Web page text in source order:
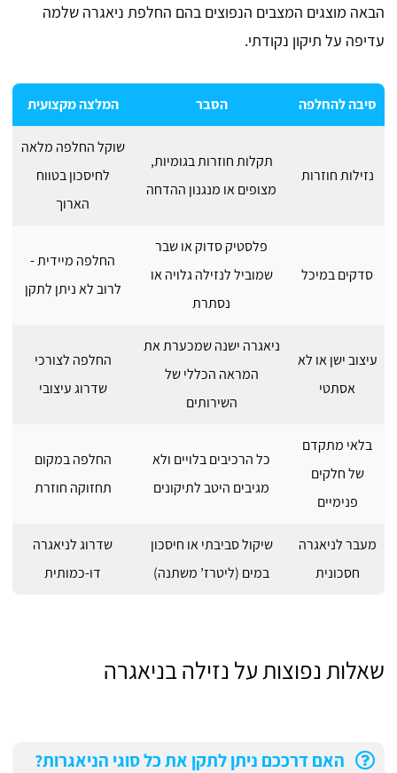
הבאה מוצגים המצבים הנפוצים בהם החלפת ניאגרה שלמה
עדיפה על תיקון נקודתי.
סיבה להחלפה הסבר המלצה מקצועית
נזילות חוזרות
תקלות חוזרות בגומיות,
מצופים או מנגנון ההדחה
שוקל החלפה מלאה
לחיסכון בטווח
הארוך
סדקים במיכל
פלסטיק סדוק או שבר
שמוביל לנזילה גלויה או
נסתרת
החלפה מיידית -
לרוב לא ניתן לתקן
עיצוב ישן או לא
אסתטי
ניאגרה ישנה שמכערת את
המראה הכללי של
השירותים
החלפה לצורכי
שדרוג עיצובי
בלאי מתקדם
של חלקים
פנימיים
כל הרכיבים בלויים ולא
מגיבים היטב לתיקונים
החלפה במקום
תחזוקה חוזרת
מעבר לניאגרה
חסכונית
שיקול סביבתי או חיסכון
במים (ליטרז’ משתנה)
שדרוג לניאגרה
דו-כמותית
שאלות נפוצות על נזילה בניאגרה
האם דרככם ניתן לתקן את כל סוגי הניאגרות?